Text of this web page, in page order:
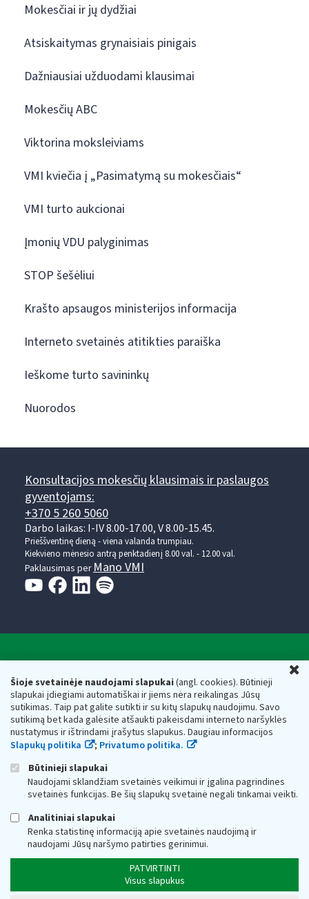
Šioje svetainėje naudojami slapukai(angl. cookies). Būtinieji
slapukai įdiegiami automatiškai ir jiems nėra reikalingas Jūsų
sutikimas. Taip pat galite sutikti ir su kitų slapukų naudojimu. Savo
sutikimą bet kada galėsite atšaukti pakeisdami interneto naršyklės
nustatymus ir ištrindami įrašytus slapukus. Daugiau informacijos
Slapukų politika
; Privatumo politika.
Būtinieji slapukai
Naudojami sklandžiam svetainės veikimui ir įgalina pagrindines
svetainės funkcijas. Be šių slapukų svetainė negali tinkamai veikti.
Analitiniai slapukai
Renka statistinę informaciją apie svetainės naudojimą ir
naudojami Jūsų naršymo patirties gerinimui.
PATVIRTINTI
Visus slapukus
Mokesčiai ir jų dydžiai
Atsiskaitymas grynaisiais pinigais
Dažniausiai užduodami klausimai
Mokesčių ABC
Viktorina moksleiviams
VMI kviečia į „Pasimatymą su mokesčiais“
VMI turto aukcionai
Įmonių VDU palyginimas
STOP šešėliui
Krašto apsaugos ministerijos informacija
Interneto svetainės atitikties paraiška
Ieškome turto savininkų
Nuorodos
Konsultacijos mokesčių klausimais ir paslaugos
gyventojams:
+370 5 260 5060
Darbo laikas: I-IV 8.00-17.00, V 8.00-15.45.
Prieššventinę dieną - viena valanda trumpiau.
Kiekvieno mėnesio antrą penktadienį 8.00 val. - 12.00 val.
Paklausimas per Mano VMI
Respublikos finansų ministerijos
Biudžetinė įstaiga. Juridinio asmens kodas — 188659752,
adresas: Vasario 16-osios g. 14, 01107 Vilnius, Lietuva, el.paštas:
vmi@vmi.lt, E. pristatymo dėžutės adresas 188659752
Duomenys apie Valstybinę mokesčių inspekciją prie Lietuvos
Respublikos finansų ministerijos kaupiami ir saugomi Juridinių